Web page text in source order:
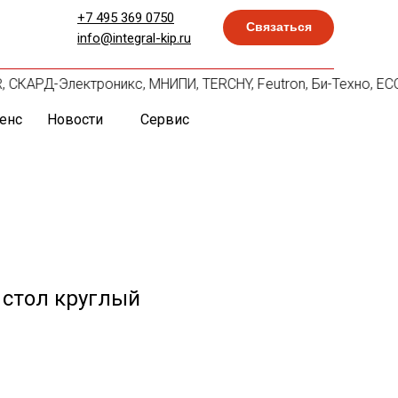
Связаться
+7 495 369 0750
info@integral-kip.ru
Электроникс, МНИПИ, TERCHY, Feutron, Би-Техно,
Новости Сервис
круглый